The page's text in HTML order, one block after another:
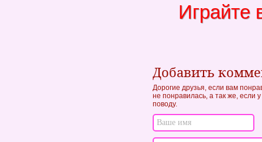
Играйте
Добавить
Дорогие друзья, если вам
не понравилась, а так же, если
поводу.